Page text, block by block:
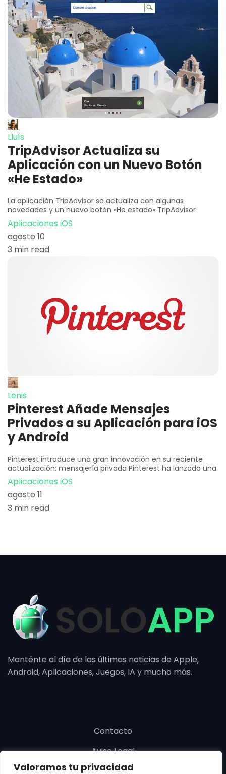
Valoramos tu privacidad
Lluís
TripAdvisor Actualiza su
Aplicación con un Nuevo Botón
«He Estado»
La aplicación TripAdvisor se actualiza con algunas
novedades y un nuevo botón «He estado» TripAdvisor
Aplicaciones iOS
agosto 10
3 min read
Lenis
Pinterest Añade Mensajes
Privados a su Aplicación para iOS
y Android
Pinterest introduce una gran innovación en su reciente
actualización: mensajería privada Pinterest ha lanzado una
Aplicaciones iOS
agosto 11
3 min read
Manténte al día de las últimas noticias de Apple,
Android, Aplicaciones, Juegos, IA y mucho más.
Contacto
Aviso Legal
Política de cookies